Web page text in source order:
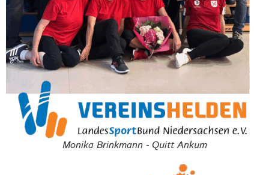
Monika Brinkmann - Quitt Ankum